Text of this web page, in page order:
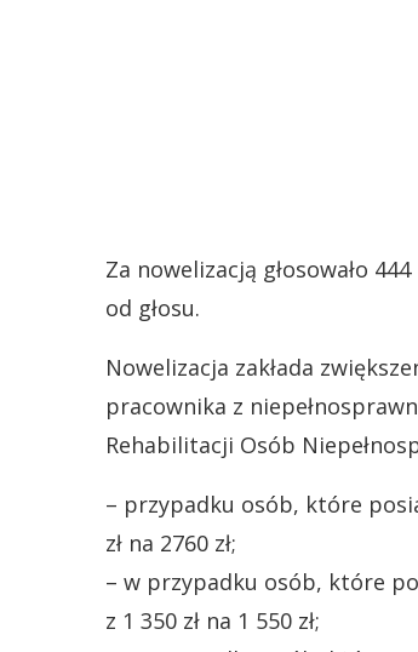
Za nowelizacją głosowało
od głosu.
Nowelizacja zakłada
pracownika z
Rehabilitacji Osób
– przypadku osób, które
zł na 2760 zł;
– w przypadku osób, które
z 1 350 zł na 1 550 zł;